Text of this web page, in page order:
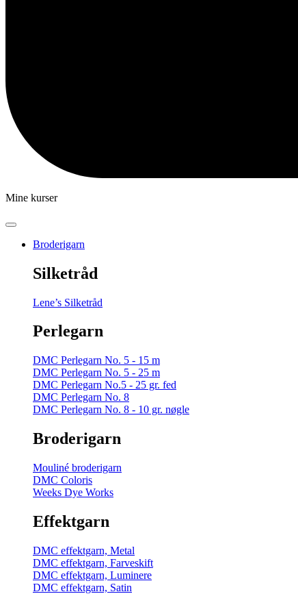
Mine kurser
Broderigarn
Silketråd
Lene’s Silketråd
Perlegarn
DMC Perlegarn No. 5 - 15 m
DMC Perlegarn No. 5 - 25 m
DMC Perlegarn No.5 - 25 gr. fed
DMC Perlegarn No. 8
DMC Perlegarn No. 8 - 10 gr. nøgle
Broderigarn
Mouliné broderigarn
DMC Coloris
Weeks Dye Works
Effektgarn
DMC effektgarn, Metal
DMC effektgarn, Farveskift
DMC effektgarn, Luminere
DMC effektgarn, Satin